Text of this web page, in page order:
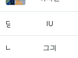
IU
그긔